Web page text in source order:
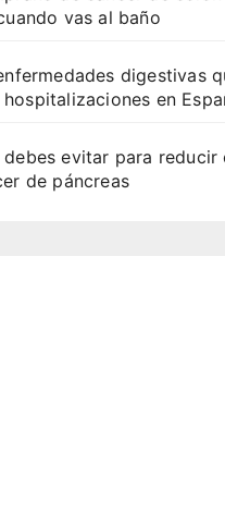
vas al baño
digestivas
en
evitar para reducir
de páncreas